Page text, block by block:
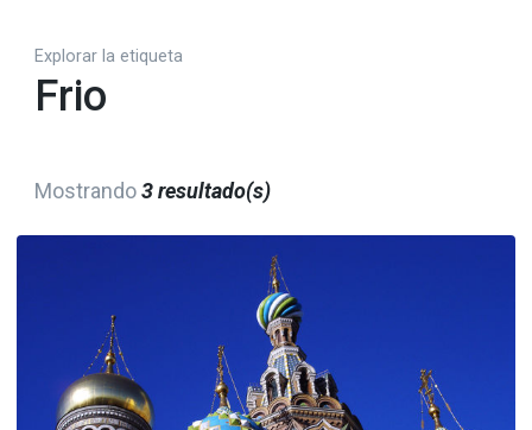
Explorar la etiqueta
Frio
Mostrando3 resultado(s)